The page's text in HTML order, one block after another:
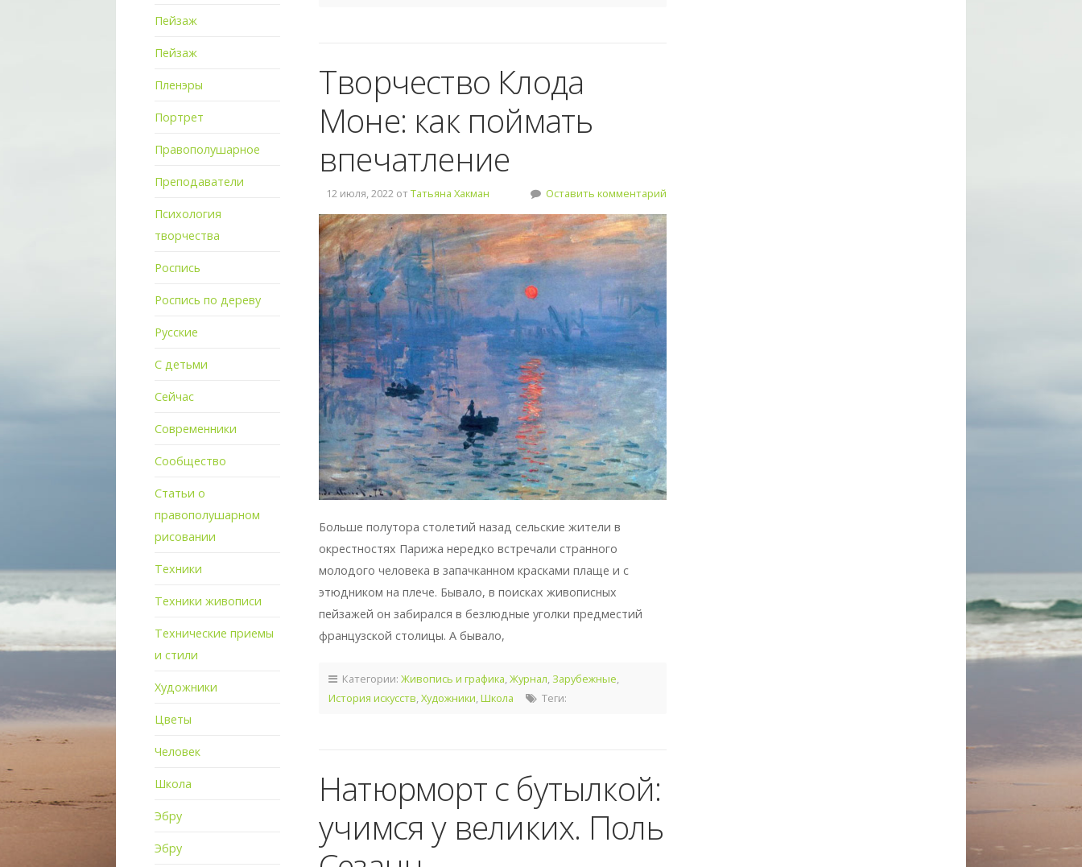
Пейзаж
Пейзаж
Пленэры
Портрет
Правополушарное
Преподаватели
Психология
творчества
Роспись
Роспись по дереву
Русские
С детьми
Сейчас
Современники
Сообщество
Статьи о
правополушарном
рисовании
Техники
Техники живописи
Технические приемы
и стили
Художники
Цветы
Человек
Школа
Эбру
Эбру
Творчество Клода
Моне: как поймать
впечатление
12 июля, 2022 от Татьяна Хакман Оставить комментарий
Больше полутора столетий назад сельские жители в
окрестностях Парижа нередко встречали странного
молодого человека в запачканном красками плаще и с
этюдником на плече. Бывало, в поисках живописных
пейзажей он забирался в безлюдные уголки предместий
французской столицы. А бывало,
Категории: Живопись и графика,Журнал, Зарубежные,
История искусств,Художники,Школа Теги:
Натюрморт с бутылкой:
учимся у великих. Поль